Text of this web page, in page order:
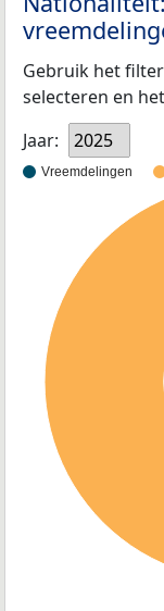
Gebruik het
selecteren en
Jaar:
2025
Vreemdelingen